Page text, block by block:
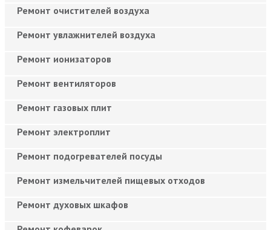
Ремонт очистителей воздуха
Ремонт увлажнителей воздуха
Ремонт ионизаторов
Ремонт вентиляторов
Ремонт газовых плит
Ремонт электроплит
Ремонт подогревателей посуды
Ремонт измельчителей пищевых отходов
Ремонт духовых шкафов